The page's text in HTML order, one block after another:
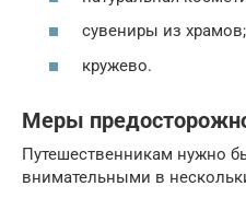
сувениры из храмов;
кружево.
Меры
Путешественникам нужно
внимательными в